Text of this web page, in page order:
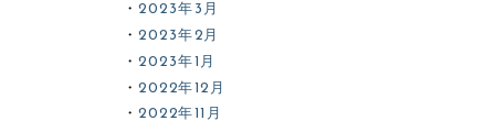
2023年3月
2023年2月
2023年1月
2022年12月
2022年11月